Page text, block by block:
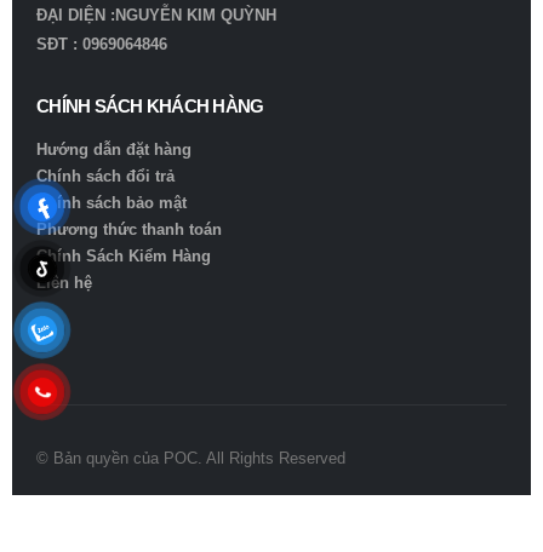
ĐẠI DIỆN :NGUYỄN KIM QUỲNH
SĐT : 0969064846
CHÍNH SÁCH KHÁCH HÀNG
Hướng dẫn đặt hàng
Chính sách đổi trả
Chính sách bảo mật
Phương thức thanh toán
Chính Sách Kiểm Hàng
Liên hệ
© Bản quyền của POC. All Rights Reserved